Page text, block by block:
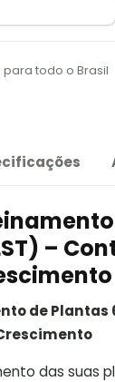
para todo o Brasil
–
de Plantas
das suas